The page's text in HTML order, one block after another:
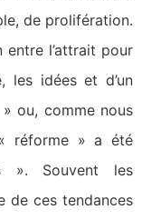
de prolifération.
entre l’attrait pour
les idées et d’un
ou, comme nous
réforme » a été
». Souvent les
de ces tendances